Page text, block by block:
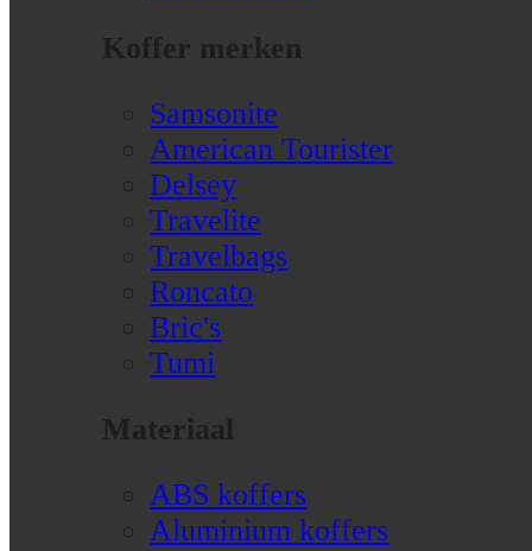
Koffer merken
Samsonite
American Tourister
Delsey
Travelite
Travelbags
Roncato
Bric's
Tumi
Materiaal
ABS koffers
Aluminium koffers